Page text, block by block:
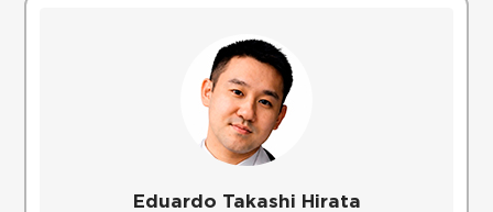
Eduardo Takashi Hirata